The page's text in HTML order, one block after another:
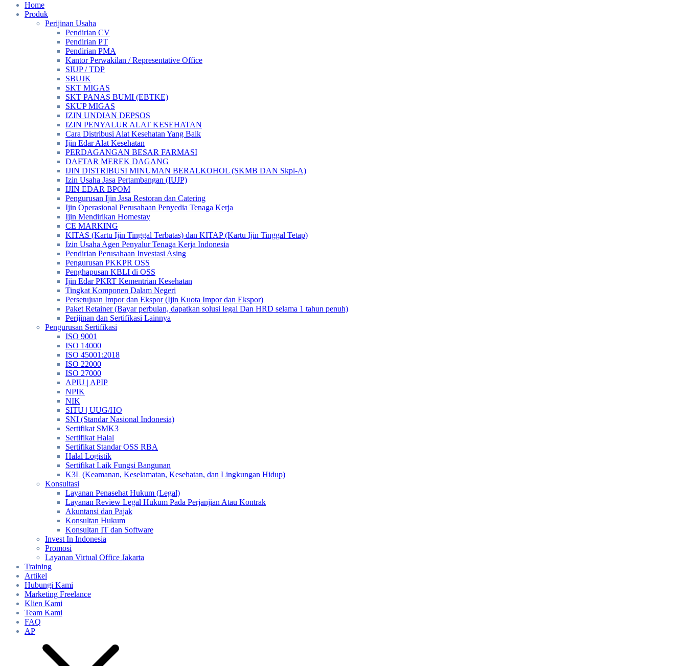
Home
Produk
Perijinan Usaha
Pendirian CV
Pendirian PT
Pendirian PMA
Kantor Perwakilan / Representative Office
SIUP / TDP
SBUJK
SKT MIGAS
SKT PANAS BUMI (EBTKE)
SKUP MIGAS
IZIN UNDIAN DEPSOS
IZIN PENYALUR ALAT KESEHATAN
Cara Distribusi Alat Kesehatan Yang Baik
Ijin Edar Alat Kesehatan
PERDAGANGAN BESAR FARMASI
DAFTAR MEREK DAGANG
IJIN DISTRIBUSI MINUMAN BERALKOHOL (SKMB DAN Skpl-A)
Izin Usaha Jasa Pertambangan (IUJP)
IJIN EDAR BPOM
Pengurusan Ijin Jasa Restoran dan Catering
Ijin Operasional Perusahaan Penyedia Tenaga Kerja
Ijin Mendirikan Homestay
CE MARKING
KITAS (Kartu Ijin Tinggal Terbatas) dan KITAP (Kartu Ijin Tinggal Tetap)
Izin Usaha Agen Penyalur Tenaga Kerja Indonesia
Pendirian Perusahaan Investasi Asing
Pengurusan PKKPR OSS
Penghapusan KBLI di OSS
Ijin Edar PKRT Kementrian Kesehatan
Tingkat Komponen Dalam Negeri
Persetujuan Impor dan Ekspor (Ijin Kuota Impor dan Ekspor)
Paket Retainer (Bayar perbulan, dapatkan solusi legal Dan HRD selama 1 tahun penuh)
Perijinan dan Sertifikasi Lainnya
Pengurusan Sertifikasi
ISO 9001
ISO 14000
ISO 45001:2018
ISO 22000
ISO 27000
APIU | APIP
NPIK
NIK
SITU | UUG/HO
SNI (Standar Nasional Indonesia)
Sertifikat SMK3
Sertifikat Halal
Sertifikat Standar OSS RBA
Halal Logistik
Sertifikat Laik Fungsi Bangunan
K3L (Keamanan, Keselamatan, Kesehatan, dan Lingkungan Hidup)
Konsultasi
Layanan Penasehat Hukum (Legal)
Layanan Review Legal Hukum Pada Perjanjian Atau Kontrak
Akuntansi dan Pajak
Konsultan Hukum
Konsultan IT dan Software
Invest In Indonesia
Promosi
Layanan Virtual Office Jakarta
Training
Artikel
Hubungi Kami
Marketing Freelance
Klien Kami
Team Kami
FAQ
AP